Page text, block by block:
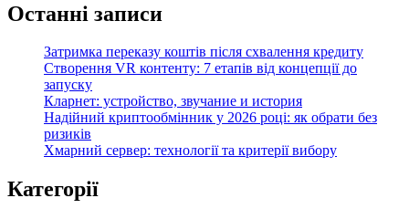
Останні записи
Затримка переказу коштів після схвалення кредиту
Створення VR контенту: 7 етапів від концепції до
запуску
Кларнет: устройство, звучание и история
Надійний криптообмінник у 2026 році: як обрати без
ризиків
Хмарний сервер: технології та критерії вибору
Категорії